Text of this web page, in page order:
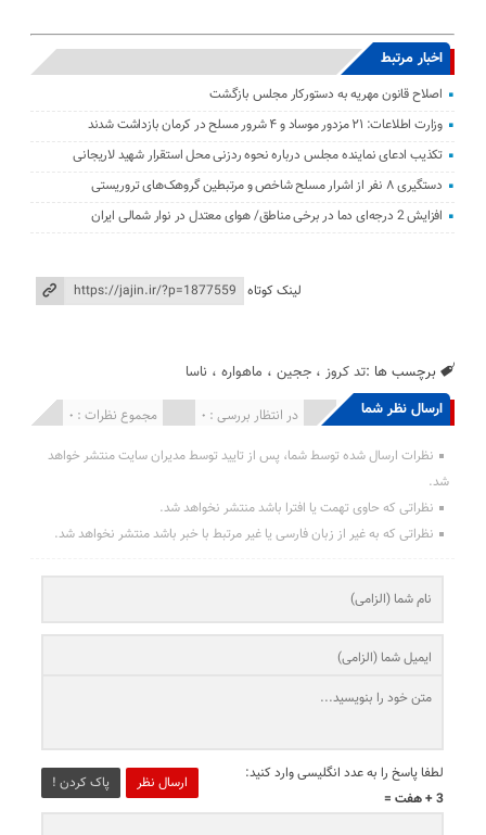
اخبار مرتبط
اصلاح قانون مهریه به دستورکار مجلس بازگشت
وزارت اطلاعات: ۲۱ مزدور موساد و ۴ شرور مسلح در کرمان بازداشت شدند
تکذیب ادعای نماینده مجلس درباره نحوه ردزنی محل استقرار شهید لاریجانی
دستگیری ۸ نفر از اشرار مسلح شاخص و مرتبطین گروهک‌های تروریستی
افزایش 2 درجه‌ای دما در برخی مناطق/ هوای معتدل در نوار شمالی ایران
لینک کوتاه
برچسب ها :تد کروز ،ججین ، ماهواره ، ناسا
ارسال نظر شما مجموع نظرات : 0 در انتظار بررسی : 0 انتشار یافته : 0
نظرات ارسال شده توسط شما، پس از تایید توسط مدیران سایت منتشر خواهد
شد.
نظراتی که حاوی تهمت یا افترا باشد منتشر نخواهد شد.
نظراتی که به غیر از زبان فارسی یا غیر مرتبط با خبر باشد منتشر نخواهد شد.
ارسال نظر پاک کردن !
لطفا پاسخ را به عدد انگلیسی وارد کنید:
3 + هفت =